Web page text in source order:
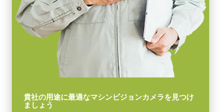
映像信号出力
8/10/12-bit *
Fマウント または M42Ax1マウント
動作温度 (周辺温度)
Download datasheet
CoaXPress CXP6 ケーブル (DIN
高耐久性仕様 CoaXPress CXP6 ケーブル (DIN – DIN)
(LKK-CXP-DIN-DIN-H-DM)
貴社の用途に最適なマシンビジョンカメラを見つけ
ましょう